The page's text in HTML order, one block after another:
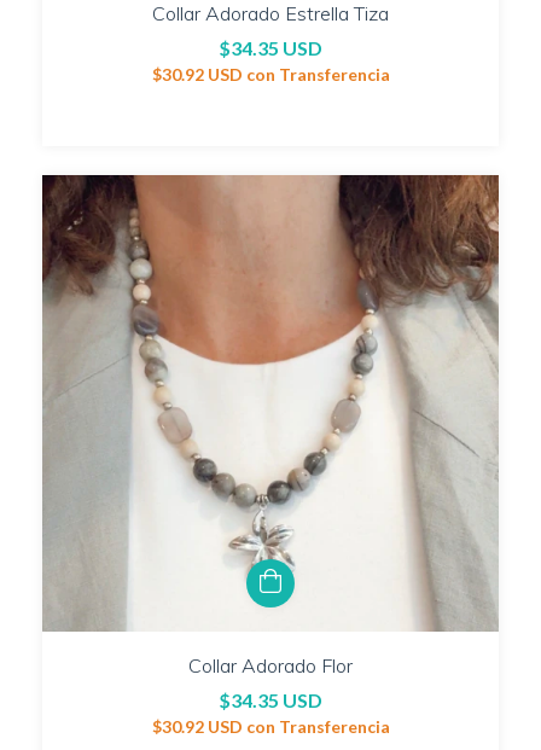
Collar Adorado Estrella Tiza
$34.35 USD
$30.92 USD con Transferencia
Collar Adorado Flor
$34.35 USD
$30.92 USD con Transferencia